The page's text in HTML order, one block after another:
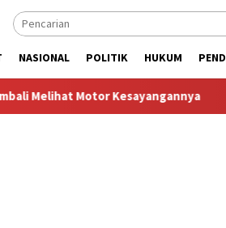
NASIONAL POLITIK HUKUM
Kesayangannya Kemarau